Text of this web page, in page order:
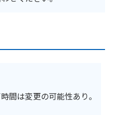
間は変更の可能性あり。